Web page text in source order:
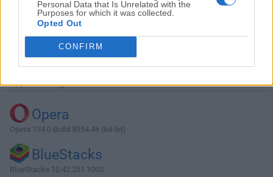
Personal Data that Is Unrelated with the
Purposes for which it was collected.
Opted Out
CONFIRM
Descargar WindowBlinds 10.62
¿Por qué se publica esta aplicación en Filehorse? (
información)
Top Descargas
Opera
Opera 134.0 Build 5954.46 (64-bit)
BlueStacks
BlueStacks 10.42.251.1003